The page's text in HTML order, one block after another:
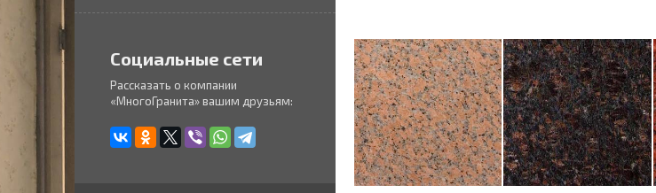
Социальные сети
Рассказать о компании
«МногоГранита» вашим друзьям: